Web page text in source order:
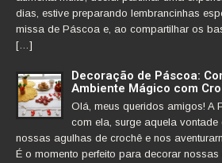
dias, estive preparando lembrancinhas
missa de Páscoa e, ao compartilhar os
[…]
Decoração de Páscoa:
Ambiente Mágico com
Olá, meus queridos amigos! A
com ela, surge aquela
nossas agulhas de crochê e nos
É o momento perfeito para decorar